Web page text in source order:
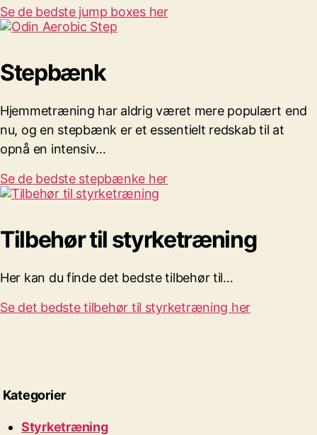
Se de bedste jump boxes her
Stepbænk
Hjemmetræning har aldrig været mere populært end
nu, og en stepbænk er et essentielt redskab til at
opnå en intensiv…
Se de bedste stepbænke her
Tilbehør til styrketræning
Her kan du finde det bedste tilbehør til…
Se det bedste tilbehør til styrketræning her
Kategorier
Styrketræning